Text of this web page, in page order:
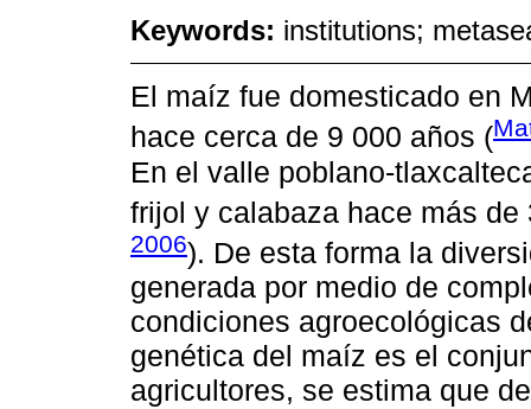
Keywords: institutions;
El maíz fue domesticado en
hace cerca de 9 000 años (
En el valle poblano-
frijol y calabaza hace más de
2006). De esta forma la
generada por medio de
condiciones agroecológicas
genética del maíz es el
agricultores, se estima que